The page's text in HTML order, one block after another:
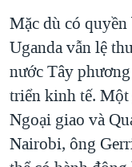
Mặc dù có
Uganda vẫn lệ
nước Tây
triển kinh tế. Một
Ngoại giao và
Nairobi, ông